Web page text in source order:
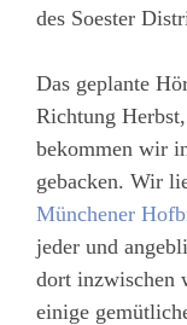
des Soester
Das geplante
Richtung
bekommen wir
gebacken. Wir
Münchener
jeder und
dort inzwischen
einige